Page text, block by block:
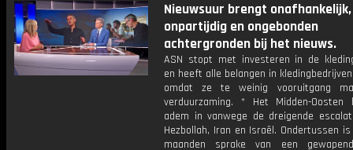
Nieuwsuur brengt onafhankelijk,
onpartijdig en ongebonden
achtergronden bij het nieuws.
ASN stopt met investeren in de
en heeft alle belangen in
omdat ze te weinig vooruitgang
verduurzaming. * Het Midden-Oosten
adem in vanwege de dreigende
Hezbollah, Iran en Israël. Ondertussen
maanden sprake van een